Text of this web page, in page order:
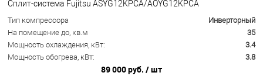
Сплит-система Fujitsu ASYG12KPCA/AOYG12KPCA
Тип компрессора
Инверторный
На помещение до, кв.м
35
Мощность охлаждения, кВт:
3.4
Мощность обогрева, кВт:
3.8
89 000 руб. / шт